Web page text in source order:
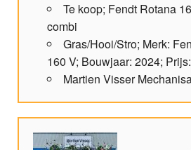
Te koop; Fendt Rotana
combi
Gras/Hooi/Stro; Merk:
160 V; Bouwjaar: 2024;
Martien Visser